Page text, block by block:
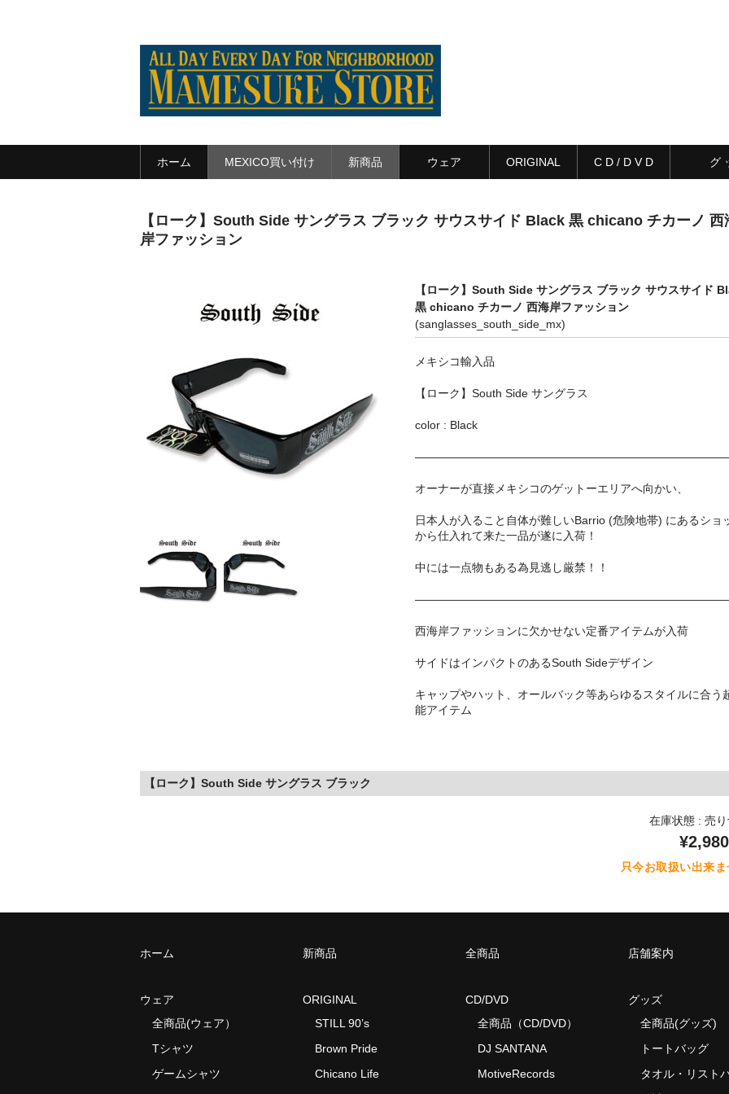
ホーム MEXICO買い付け 新商品 ウェア ORIGINAL C D / D V D グ
【ローク】South Side サングラス ブラック サウスサイド Black 黒 chicano チカーノ 西
岸ファッション
【ローク】South Side サングラス ブラック サウスサイド
黒 chicano チカーノ 西海岸ファッション
(sanglasses_south_side_mx)
メキシコ輸入品
【ローク】South Side サングラス
color : Black
オーナーが直接メキシコのゲットーエリアへ向かい、
日本人が入ること自体が難しいBarrio (危険地帯) にあるショ
から仕入れて来た一品が遂に入荷！
中には一点物もある為見逃し厳禁！！
西海岸ファッションに欠かせない定番アイテムが入荷
サイドはインパクトのあるSouth Sideデザイン
キャップやハット、オールバック等あらゆるスタイルに合う
能アイテム
【ローク】South Side サングラス ブラック
在庫状態 : 売
¥2,980
只今お取扱い出来
ホーム 新商品 全商品 店舗案内
ウェア
全商品(ウェア）
Tシャツ
ゲームシャツ
ORIGINAL
STILL 90’s
Brown Pride
Chicano Life
CD/DVD
全商品（CD/DVD）
DJ SANTANA
MotiveRecords
グッズ
全商品(グッズ)
トートバッグ
タオル・リスト